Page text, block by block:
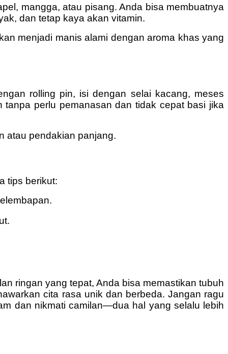
mangga, atau pisang. Anda bisa membuatnya
dan tetap kaya akan vitamin.
menjadi manis alami dengan aroma khas yang
rolling pin, isi dengan selai kacang, meses
perlu pemanasan dan tidak cepat basi jika
atau pendakian panjang.
tips berikut:
ringan yang tepat, Anda bisa memastikan tubuh
cita rasa unik dan berbeda. Jangan ragu
dan nikmati camilan—dua hal yang selalu lebih